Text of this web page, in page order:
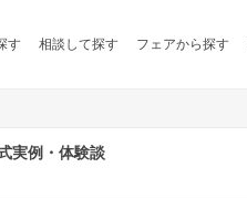
す 相談して探す フェアから探す
実例・体験談